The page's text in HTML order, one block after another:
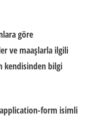
göre
ve maaşlarla ilgili
kendisinden bilgi
form isimli